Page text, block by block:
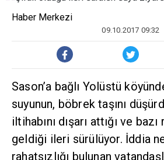
Haber Merkezi
09.10.2017 09:32
Sason’a bağlı Yolüstü
suyunun, böbrek taşını
iltihabını dışarı attığı ve
geldiği ileri sürülüyor. İddia
rahatsızlığı bulunan